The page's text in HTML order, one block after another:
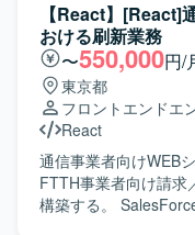
【React】[React]
おける刷新業務
〜550,000円/
東京都
フロントエンドエ
React
通信事業者向けWEB
FTTH事業者向け請求
構築する。